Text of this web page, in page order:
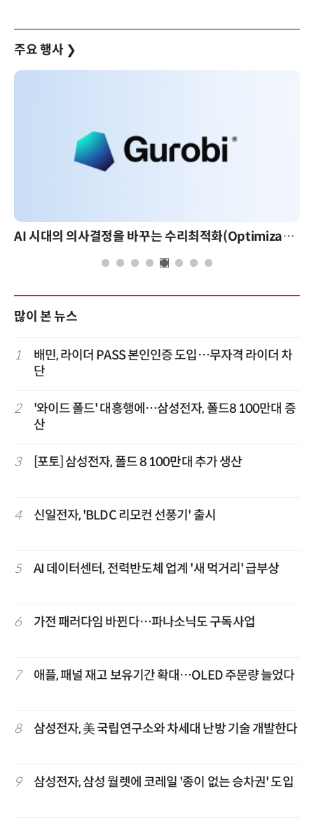
주요 행사 ❯
AI 시대의 의사결정을 바꾸는 수리최적화(Optimization): 실제 산업 적용 사례와 활용 전략
많이 본 뉴스
1
배민, 라이더 PASS 본인인증 도입…무자격 라이더 차
단
2
'와이드 폴드' 대흥행에…삼성전자, 폴드8 100만대 증
산
3 [포토] 삼성전자, 폴드 8 100만대 추가 생산
4 신일전자, 'BLDC 리모컨 선풍기' 출시
5 AI 데이터센터, 전력반도체 업계 '새 먹거리' 급부상
6 가전 패러다임 바뀐다…파나소닉도 구독사업
7 애플, 패널 재고 보유기간 확대…OLED 주문량 늘었다
8 삼성전자, 美 국립연구소와 차세대 난방 기술 개발한다
9 삼성전자, 삼성 월렛에 코레일 '종이 없는 승차권' 도입